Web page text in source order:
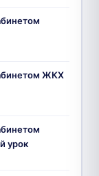
ЖКХ
урок